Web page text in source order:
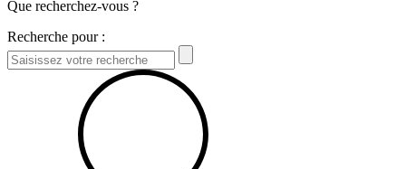
Que recherchez-vous ?
Recherche pour :